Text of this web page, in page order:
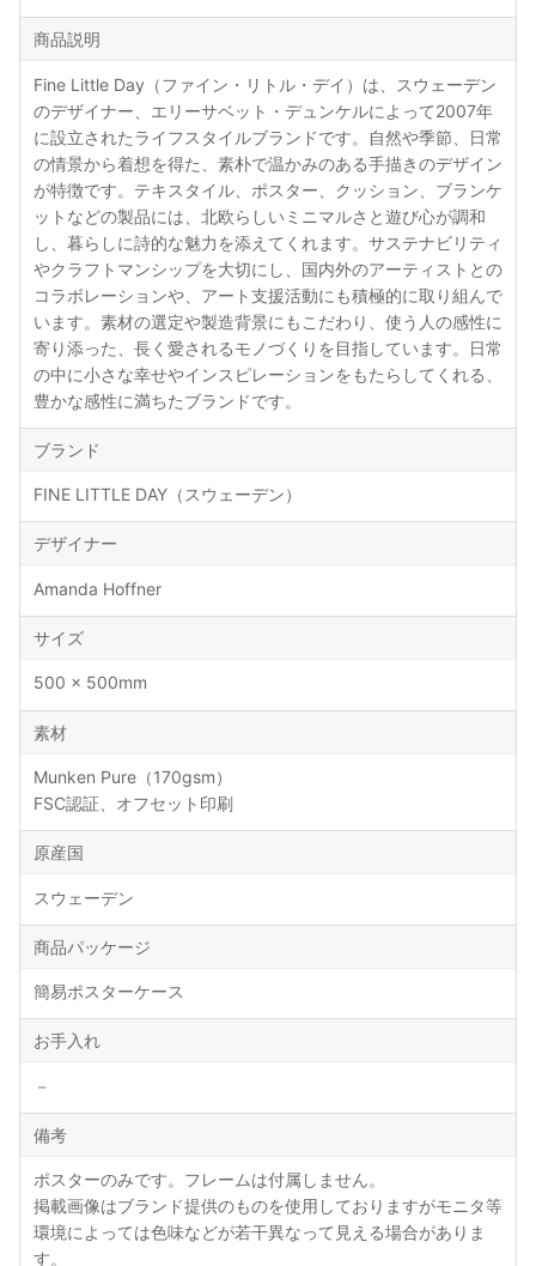
商品説明
Fine Little Day（ファイン・リトル・デイ）は、スウェーデン
のデザイナー、エリーサベット・デュンケルによって2007年
に設立されたライフスタイルブランドです。自然や季節、日常
の情景から着想を得た、素朴で温かみのある手描きのデザイン
が特徴です。テキスタイル、ポスター、クッション、ブランケ
ットなどの製品には、北欧らしいミニマルさと遊び心が調和
し、暮らしに詩的な魅力を添えてくれます。サステナビリティ
やクラフトマンシップを大切にし、国内外のアーティストとの
コラボレーションや、アート支援活動にも積極的に取り組んで
います。素材の選定や製造背景にもこだわり、使う人の感性に
寄り添った、長く愛されるモノづくりを目指しています。日常
の中に小さな幸せやインスピレーションをもたらしてくれる、
豊かな感性に満ちたブランドです。
ブランド
FINE LITTLE DAY（スウェーデン）
デザイナー
Amanda Hoffner
サイズ
500 × 500mm
素材
Munken Pure（170gsm）
FSC認証、オフセット印刷
原産国
スウェーデン
商品パッケージ
簡易ポスターケース
お手入れ
－
備考
ポスターのみです。フレームは付属しません。
掲載画像はブランド提供のものを使用しておりますがモニタ等
環境によっては色味などが若干異なって見える場合がありま
す。